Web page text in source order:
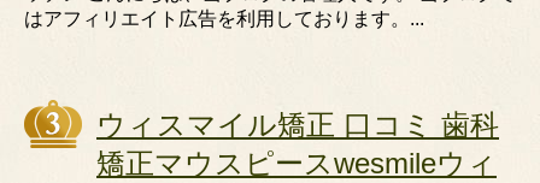
はアフィリエイト広告を利用しております。...
ウィスマイル矯正 口コミ 歯科
矯正マウスピースwesmileウィ